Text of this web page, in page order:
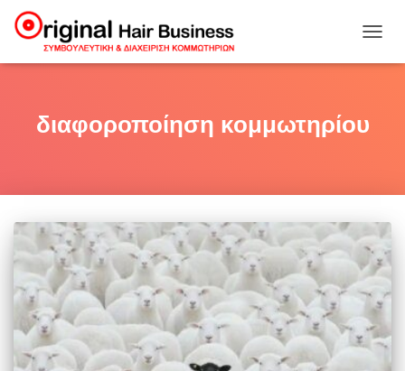
διαφοροποίηση κομμωτηρίου